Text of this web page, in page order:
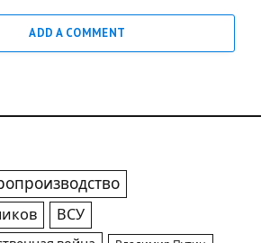
ADD A COMMENT
ВСУ